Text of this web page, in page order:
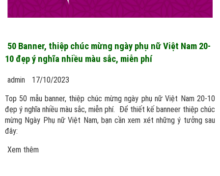
50 Banner, thiệp chúc mừng ngày phụ nữ Việt Nam 20-
10 đẹp ý nghĩa nhiều màu sắc, miễn phí
admin
17/10/2023
Top 50 mẫu banner, thiệp chúc mừng ngày phụ nữ Việt Nam 20-10
đẹp ý nghĩa nhiều màu sắc, miễn phí. Để thiết kế banneer thiệp chúc
mừng Ngày Phụ nữ Việt Nam, bạn cần xem xét những ý tưởng sau
đây:
Xem thêm